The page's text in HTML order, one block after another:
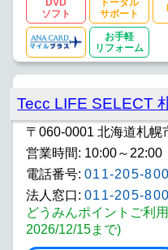
DVD
ソフト
トータル
サポート
お手軽
リフォーム
Tecc LIFE SELECT
〒060-0001 北海道札幌
営業時間: 10:00～22:00
電話番号: 011-205-
法人窓口: 011-205-
どうみんポイントご利
2026/12/15まで)